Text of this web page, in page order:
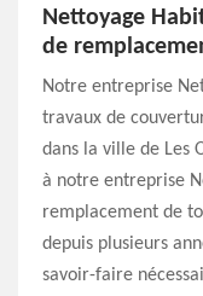
Nettoyage
de
Notre entreprise
travaux de
dans la ville de Les
à notre entreprise
remplacement de
depuis plusieurs
savoir-faire